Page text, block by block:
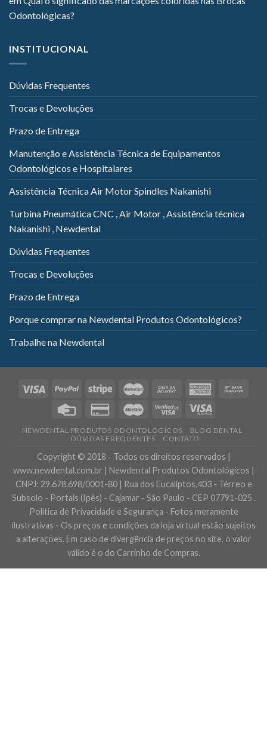
Odontológicas?
INSTITUCIONAL
Dúvidas Frequentes
Trocas e Devoluções
Prazo de Entrega
Manutenção e Assistência Técnica de Equipamentos
Odontológicos e Hospitalares
Assistência Técnica Air Motor Spindles Nakanishi
Turbina Pneumática CNC , Air Motor , Assistência técnica
Nakanishi , Newdental
Dúvidas Frequentes
Trocas e Devoluções
Prazo de Entrega
Porque comprar na Newdental Produtos Odontológicos?
Trabalhe na Newdental
NEWDENTAL PRODUTOS ODONTOLÓGICOS
BLOG DENTAL
DÚVIDAS FREQUENTES
CONTATO
Copyright © 2018 - Todos os direitos reservados |
www.newdental.com.br | Newdental Produtos Odontológicos |
CNPJ: 29.678.698/0001-80 | Rua dos Eucaliptos,403 - Térreo e
Subsolo - Portais (Ipês) - Cajamar - São Paulo - CEP 07791-025 .
Política de Privacidade e Segurança - Fotos meramente
ilustrativas - Os preços e condições da loja virtual estão sujeitos
a alterações. Em caso de divergência de preços no site, o valor
válido é o do Carrinho de Compras.